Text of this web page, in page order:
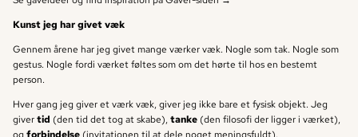
Kunst jeg har givet væk
Gennem årene har jeg givet mange værker væk. Nogle som tak. Nogle som
gestus. Nogle fordi værket føltes som om det hørte til hos en bestemt
person.
Hver gang jeg giver et værk væk, giver jeg ikke bare et fysisk objekt. Jeg
givertid (den tid det tog at skabe), tanke (den filosofi der ligger i værket),